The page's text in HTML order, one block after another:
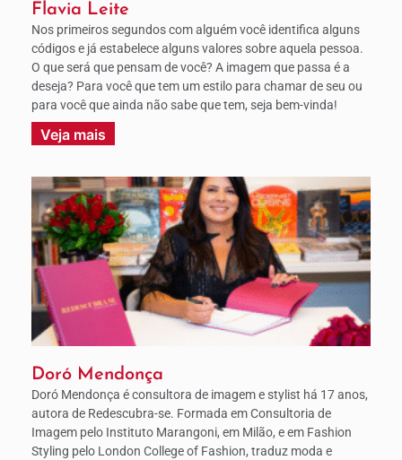
Flavia Leite
Nos primeiros segundos com alguém você identifica alguns
códigos e já estabelece alguns valores sobre aquela pessoa.
O que será que pensam de você? A imagem que passa é a
deseja? Para você que tem um estilo para chamar de seu ou
para você que ainda não sabe que tem, seja bem-vinda!
Veja mais
Doró Mendonça
Doró Mendonça é consultora de imagem e stylist há 17 anos,
autora de Redescubra-se. Formada em Consultoria de
Imagem pelo Instituto Marangoni, em Milão, e em Fashion
Styling pelo London College of Fashion, traduz moda e